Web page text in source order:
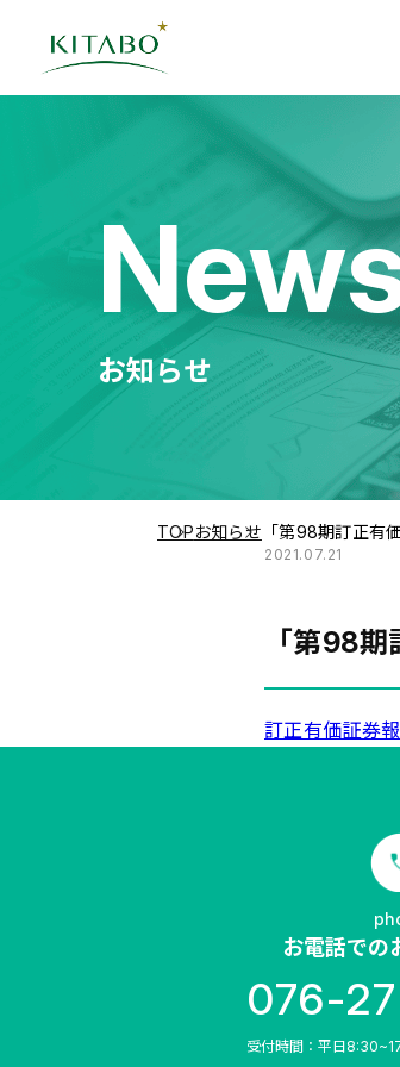
お知らせ
TOPお知らせ 「第98期訂正有
2021.07.21
「第98
訂正有価証券
お電話での
076-
受付時間：平日